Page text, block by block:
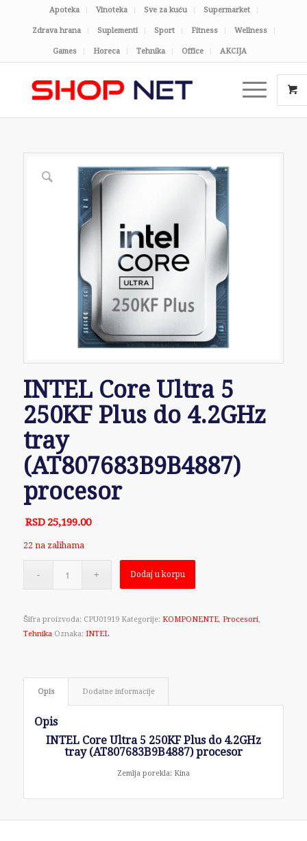
Apoteka Vinoteka Sve za kuću Supermarket
Zdrava hrana Suplementi Sport Fitness Wellness
Games Horeca Tehnika Office AKCIJA
INTEL Core Ultra 5
250KF Plus do 4.2GHz
tray
(AT807683B9B4887)
procesor
RSD 25,199.00
22 na zalihama
Dodaj u korpu
Šifra proizvoda: CPU01919 Kategorije: KOMPONENTE, Procesori,
Tehnika Oznaka: INTEL
Opis Dodatne informacije
Opis
INTEL Core Ultra 5 250KF Plus do 4.2GHz
tray (AT807683B9B4887) procesor
Zemlja porekla: Kina